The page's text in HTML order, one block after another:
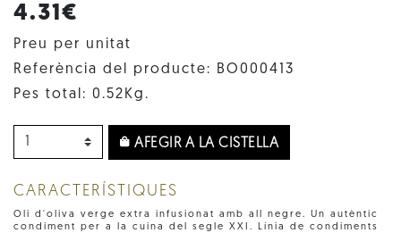
4.31€
Preu per unitat
Referència del producte: BO000413
Pes total: 0.52Kg.
AFEGIR A LA CISTELLA
CARACTERÍSTIQUES
Oli d'oliva verge extra infusionat amb all negre. Un autèntic
condiment per a la cuina del segle XXI. Línia de condiments